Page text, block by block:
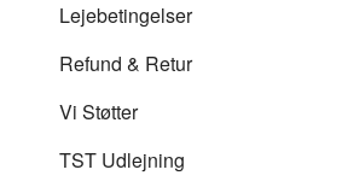
Lejebetingelser
Refund & Retur
Vi Støtter
TST Udlejning